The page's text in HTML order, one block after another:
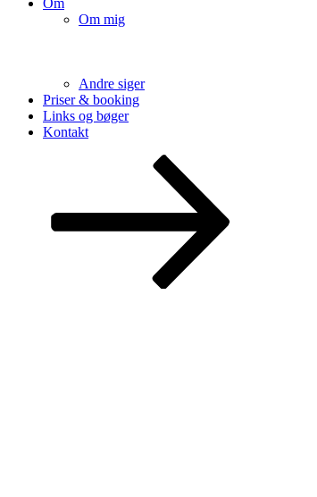
Om
Om mig
Andre siger
Priser & booking
Links og bøger
Kontakt